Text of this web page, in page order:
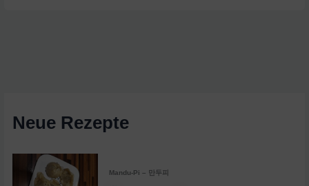
Neue Rezepte
Mandu-Pi – 만두피